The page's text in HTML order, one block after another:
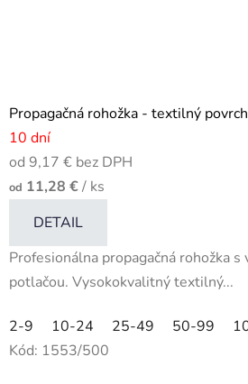
Propagačná rohožka - textilný
10 dní
od 9,17 € bez DPH
od 11,28 €/ ks
DETAIL
Profesionálna propagačná rohožka
potlačou. Vysokokvalitný textilný...
2-9 10-24 25-49 50-99
Kód: 1553/500